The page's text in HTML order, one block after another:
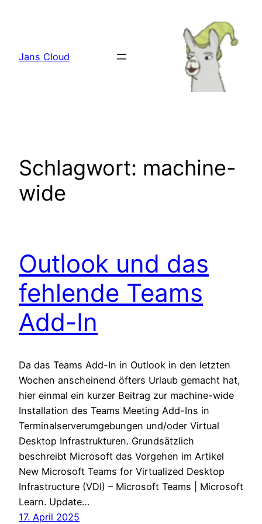
Jans Cloud
Schlagwort: machine-
wide
Outlook und das
fehlende Teams
Add-In
Da das Teams Add-In in Outlook in den letzten
Wochen anscheinend öfters Urlaub gemacht hat,
hier einmal ein kurzer Beitrag zur machine-wide
Installation des Teams Meeting Add-Ins in
Terminalserverumgebungen und/oder Virtual
Desktop Infrastrukturen. Grundsätzlich
beschreibt Microsoft das Vorgehen im Artikel
New Microsoft Teams for Virtualized Desktop
Infrastructure (VDI) – Microsoft Teams | Microsoft
Learn. Update…
17. April 2025